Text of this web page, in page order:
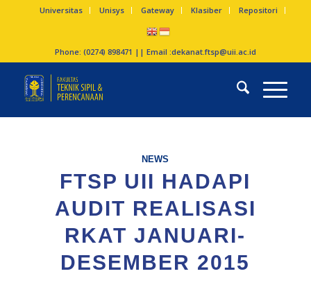
Universitas Unisys Gateway Klasiber Repositori
Phone: (0274) 898471 || Email :dekanat.ftsp@uii.ac.id
NEWS
FTSP UII HADAPI
AUDIT REALISASI
RKAT JANUARI-
DESEMBER 2015